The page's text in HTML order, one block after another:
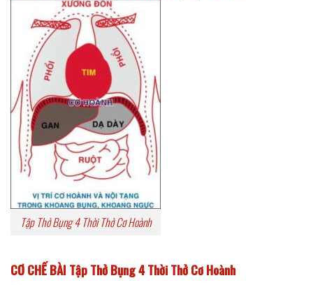
Tập Thở Bụng 4 Thời Thở Cơ Hoành
CƠ CHẾ BÀI Tập Thở Bụng 4 Thời Thở Cơ Hoành